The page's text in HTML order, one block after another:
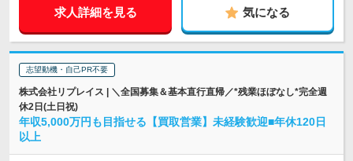
求人詳細を見る 気になる
志望動機・自己PR不要
株式会社リプレイス | ＼全国募集＆基本直行直帰／*残業ほぼなし*完全週
休2日(土日祝)
年収5,000万円も目指せる【買取営業】未経験歓迎■年休120日
以上